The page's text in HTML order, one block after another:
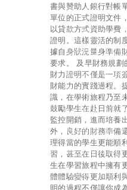
GIFTS
GAMES
GAMBLING
HEALTH
BEAUTY
HOME AND
GARDEN
PETS
CONTACT
書與贊助人銀行對帳
單位的正式證明文件
以貸款方式資助學費
證明。這樣靈活的制
據自身狀況量身準備
要求。 及早財務規劃
財力證明不僅是一項
財能力的實踐過程。
識，在學術旅程乃至
鼓勵學生在赴日前就
監控開銷，進而培養
外，良好的財務準備
理得當的學生更能順
習，甚至在日後取得
生在學習旅程中擁有
體體驗變得更加順利
明的過程不僅讓你成